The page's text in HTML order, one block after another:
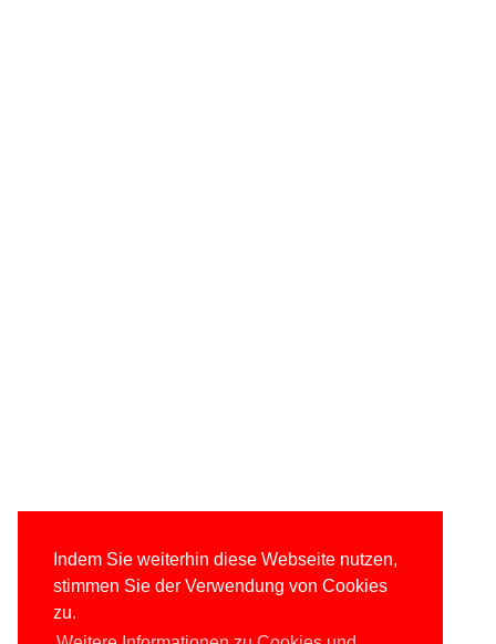
Indem Sie weiterhin diese Webseite nutzen,
stimmen Sie der Verwendung von Cookies
zu.